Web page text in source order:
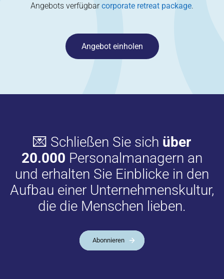
Angebots verfügbarcorporate retreat package.
Angebot einholen
💌 Schließen Sie sich über
20.000 Personalmanagern an
und erhalten Sie Einblicke in den
Aufbau einer Unternehmenskultur,
die die Menschen lieben.
Abonnieren